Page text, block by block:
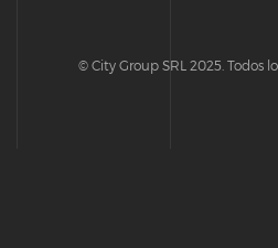
© City Group SRL 2025. Todos